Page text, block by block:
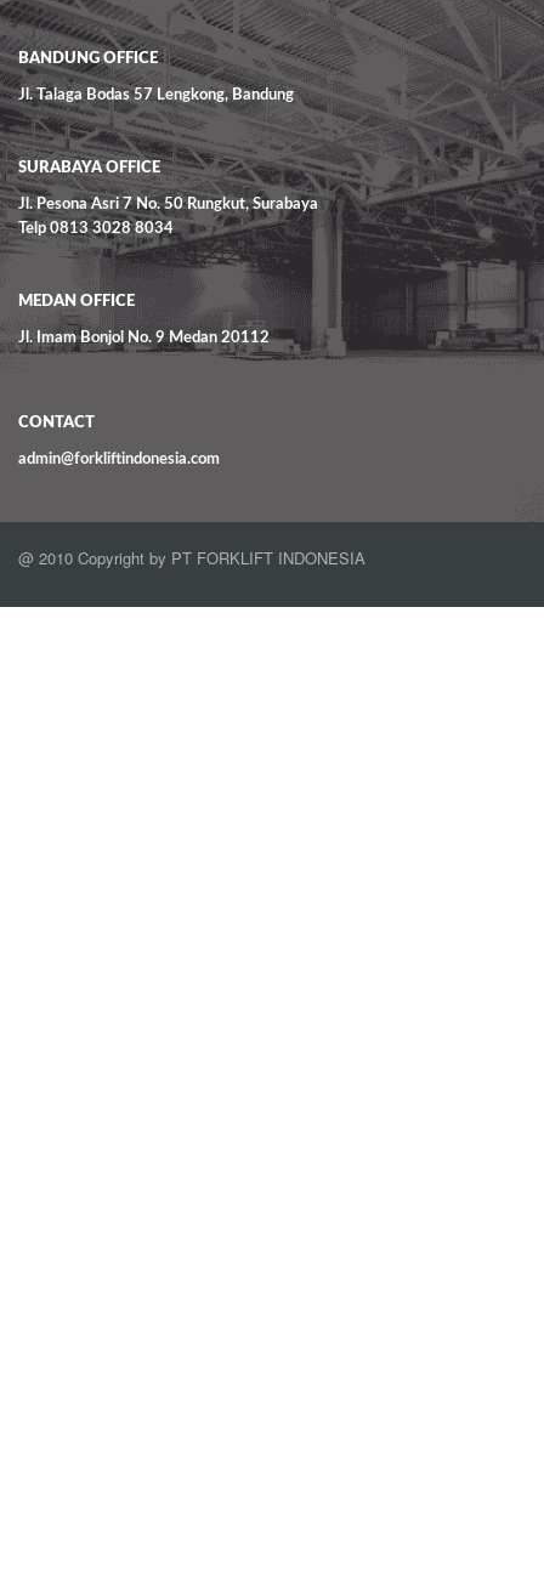
BANDUNG OFFICE
Jl. Talaga Bodas 57 Lengkong, Bandung
SURABAYA OFFICE
Jl. Pesona Asri 7 No. 50 Rungkut, Surabaya
Telp 0813 3028 8034
MEDAN OFFICE
Jl. Imam Bonjol No. 9 Medan 20112
CONTACT
admin@forkliftindonesia.com
@ 2010 Copyright by PT FORKLIFT INDONESIA